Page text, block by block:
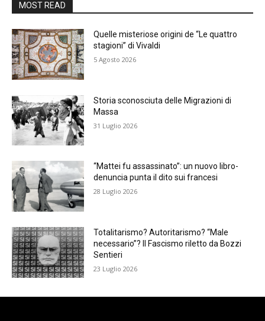
MOST READ
Quelle misteriose origini de “Le quattro
stagioni” di Vivaldi
5 Agosto 2026
Storia sconosciuta delle Migrazioni di
Massa
31 Luglio 2026
“Mattei fu assassinato”: un nuovo libro-
denuncia punta il dito sui francesi
28 Luglio 2026
Totalitarismo? Autoritarismo? “Male
necessario”? Il Fascismo riletto da Bozzi
Sentieri
23 Luglio 2026